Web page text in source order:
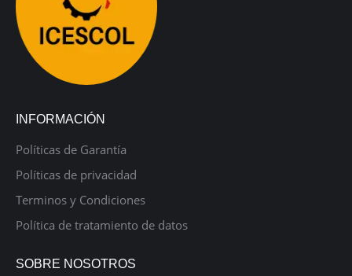
INFORMACIÓN
Políticas de Garantía
Políticas de privacidad
Terminos y Condiciones
Política de tratamiento de datos
SOBRE NOSOTROS